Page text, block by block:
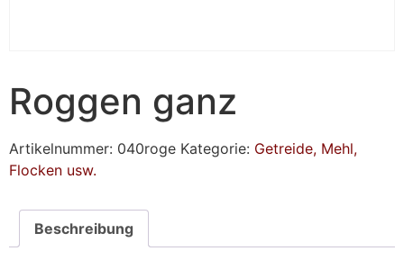
Roggen ganz
Artikelnummer: 040roge Kategorie: Getreide, Mehl,
Flocken usw.
Beschreibung